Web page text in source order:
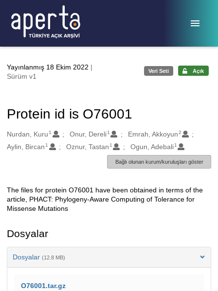
Yayınlanmış 18 Ekim 2022 |
Sürüm v1
Veri Seti Açık
Protein id is O76001
Oluşturanlar
Nurdan, Kuru 1 Onur, Dereli 1 Emrah, Akkoyun2
Aylin, Bircan 1 Oznur, Tastan 1 Ogun, Adebali 1
Bağlı olunan kurum/kuruluşları göster
Açıklama
The files for protein O76001 have been obtained in terms of the
article, PHACT: Phylogeny-Aware Computing of Tolerance for
Missense Mutations
Dosyalar
Dosyalar (12.8 MB)
O76001.tar.gz